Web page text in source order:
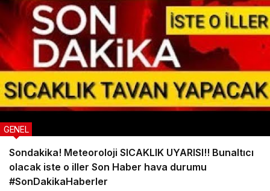
Sondakika! Meteoroloji SICAKLIK UYARISI!! Bunaltıcı
olacak iste o iller Son Haber hava durumu
#SonDakikaHaberler
GENEL